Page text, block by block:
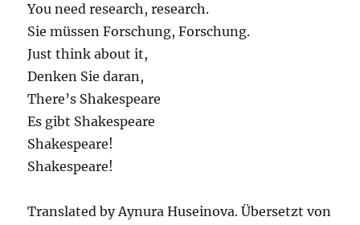
You need research, research.
Sie müssen Forschung, Forschung.
Just think about it,
Denken Sie daran,
There’s Shakespeare
Es gibt Shakespeare
Shakespeare!
Shakespeare!
Translated by Aynura Huseinova. Übersetzt von